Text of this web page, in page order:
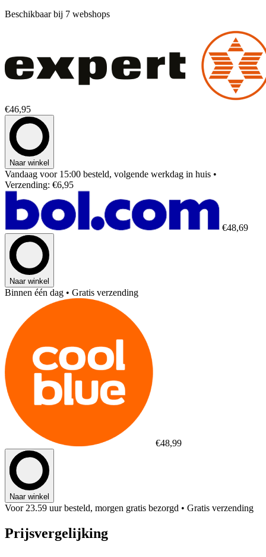
Beschikbaar bij 7 webshops
€46,95
Naar winkel
Vandaag voor 15:00 besteld, volgende werkdag in huis •
Verzending: €6,95
€48,69
Naar winkel
Binnen één dag • Gratis verzending
€48,99
Naar winkel
Voor 23.59 uur besteld, morgen gratis bezorgd • Gratis verzending
Prijsvergelijking